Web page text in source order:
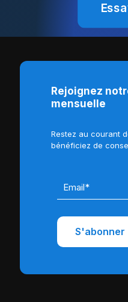
Rejoignez
mensuelle
Restez au courant
bénéficiez de